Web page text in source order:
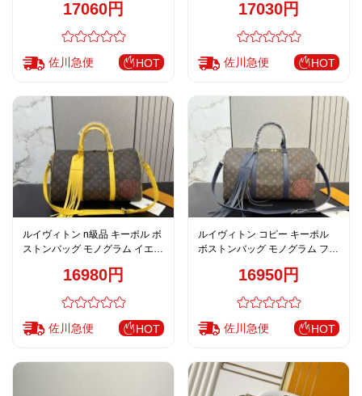
17060円
佐川急便 HOT
17030円
佐川急便 HOT
ルイヴィトン n級品 キーポル ボ
ストンバッグ モノグラム イエロ
16980円
佐川急便 HOT
ルイヴィトン コピー キーポル
ボストンバッグ モノグラム フリ
16950円
佐川急便 HOT